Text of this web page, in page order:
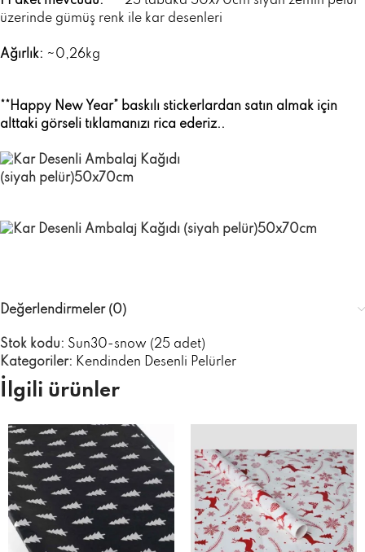
üzerinde gümüş renk ile kar desenleri
Ağırlık: ~0,26kg
**Happy New Year” baskılı stickerlardan satın almak için
alttaki görseli tıklamanızı rica ederiz..
Değerlendirmeler (0)
Stok kodu: Sun30-snow (25 adet)
Kategoriler: Kendinden Desenli Pelürler
İlgili ürünler